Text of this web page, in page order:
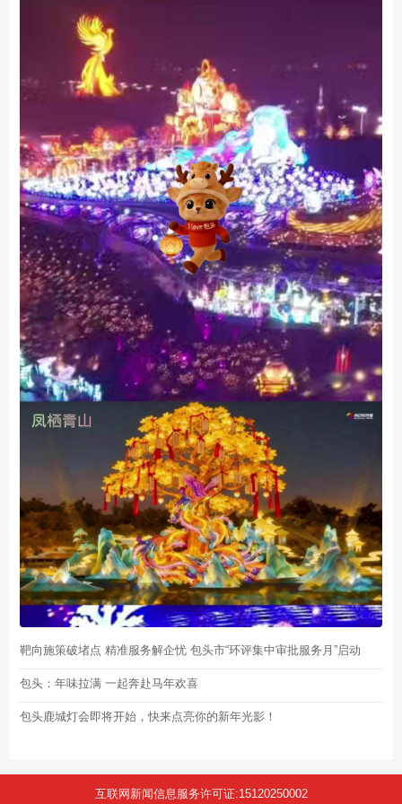
靶向施策破堵点 精准服务解企忧 包头市“环评集中审批服务月”启动
包头：年味拉满 一起奔赴马年欢喜
包头鹿城灯会即将开始，快来点亮你的新年光影！
互联网新闻信息服务许可证:15120250002